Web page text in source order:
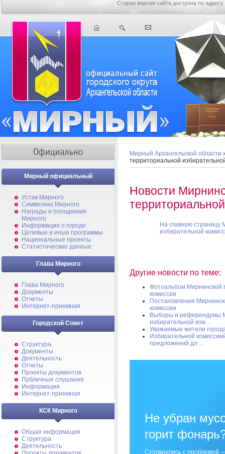
Старая версия сайта доступна по адресу
Мирный официальный
Устав Мирного
Символика Мирного
Награды и поощрения
Мирного
Информация о городе
Целевые и иные программы
Национальные проекты
Статистические данные
Глава Мирного
Глава Мирного
Документы
Отчеты
Интернет-приемная
Городской Совет
Структура
Документы
Деятельность
Отчеты
Проекты документов
Публичные слушания
Информация
Интернет-приемная
КСК Мирного
Общая информация
Структура
Деятельность
Мирный Архангельской области
территориальной
Новости
На главную страницу
избирательной
Другие новости по теме:
Фотоальбом Мирнинской
комиссии
Постановления
комиссии
Выборы и референдумы
избирательной ком ...
Уважаемые жители
Избирательной
предложений дл ...
Не убран
горит
Столкнулись с проблемой